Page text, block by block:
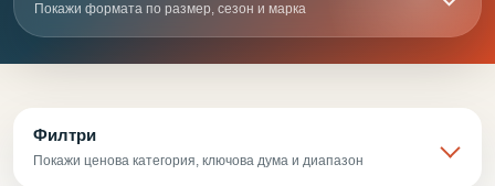
Покажи формата по размер, сезон и марка
Филтри
Покажи ценова категория, ключова дума и диапазон